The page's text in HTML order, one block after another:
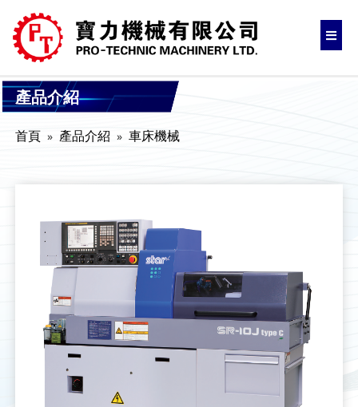
產品介紹
首頁 產品介紹 車床機械